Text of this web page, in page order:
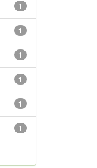
1
1
1
1
1
1